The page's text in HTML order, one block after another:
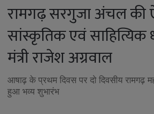
रामगढ़ सरगुजा अंचल की
सांस्कृतिक एवं साहित्यिक
मंत्री राजेश अग्रवाल
आषाढ़ के प्रथम दिवस पर दो दिवसीय रामगढ़
हुआ भव्य शुभारंभ